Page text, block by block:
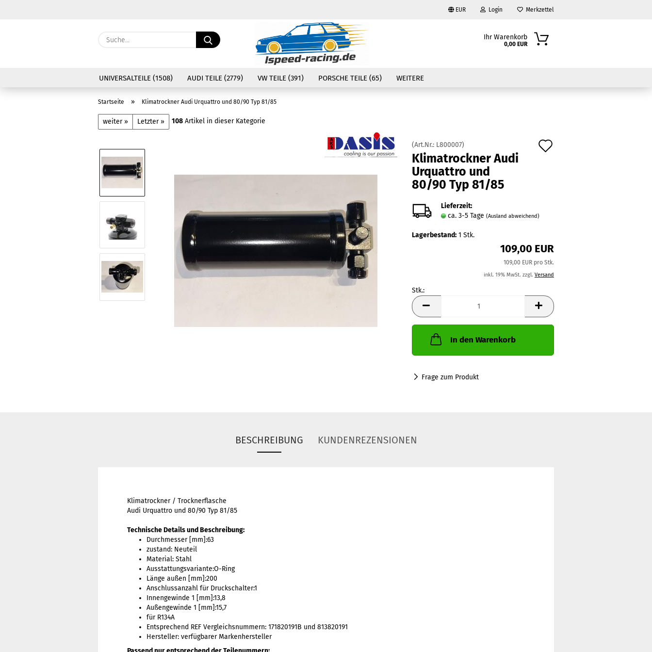
EUR
Währung auswählen
Login
Konto erstellen
Passwort vergessen?
Merkzettel
Suche... Ihr Warenkorb
0,00 EUR
UNIVERSALTEILE (1508) AUDI TEILE (2779) VW TEILE (391) PORSCHE TEILE (65) WEITERE
Startseite » Klimatrockner Audi Urquattro und 80/90 Typ 81/85
weiter » Letzter » 108 Artikel in dieser Kategorie
(Art.Nr.: L800007)
Klimatrockner Audi
Urquattro und
80/90 Typ 81/85
Lieferzeit:
ca. 3-5 Tage (Ausland abweichend)
Lagerbestand: 1 Stk.
109,00 EUR
109,00 EUR pro Stk.
inkl. 19% MwSt. zzgl. Versand
Stk.:
Stk.
In den Warenkorb
Frage zum Produkt
BESCHREIBUNG KUNDENREZENSIONEN
Klimatrockner / Trocknerflasche
Audi Urquattro und 80/90 Typ 81/85
Technische Details und Beschreibung:
Durchmesser [mm]:63
zustand: Neuteil
Material: Stahl
Ausstattungsvariante:O-Ring
Länge außen [mm]:200
Anschlussanzahl für Druckschalter:1
Innengewinde 1 [mm]:13,8
Außengewinde 1 [mm]:15,7
für R134A
Entsprechend REF Vergleichsnummern: 171820191B und 813820191
Hersteller: verfügbarer Markenhersteller